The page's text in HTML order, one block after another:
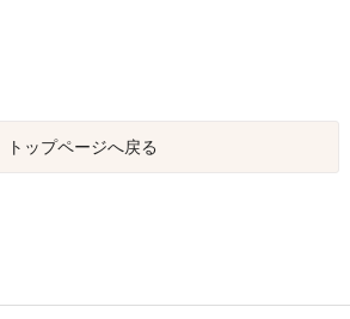
トップページへ戻る